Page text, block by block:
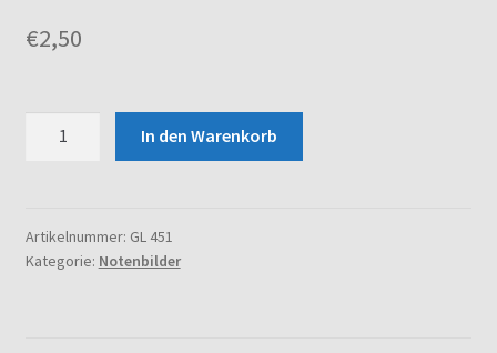
Versand und Zahlungsbedingungen
€2,50
dich
(Doppelbauer)
In den Warenkorb
Artikelnummer: GL 451
Kategorie: Notenbilder